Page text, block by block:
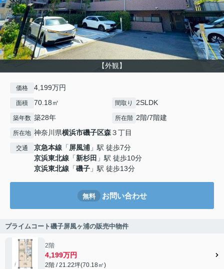
【外観】
価格 4,199万円
面積 70.18㎡ 間取り 2SLDK
築年数 築28年 所在階 2階/7階建
所在地 神奈川県横浜市磯子区森３丁目
交通 京急本線 「屏風浦 」駅 徒歩7分
京浜東北線 「新杉田 」駅 徒歩10分
京浜東北線 「磯子 」駅 徒歩13分
無料 お問い合わせ
プライムコート磯子屏風ヶ浦の販売中物件
2階
4,199万円
2階 / 21.22坪(70.18㎡)